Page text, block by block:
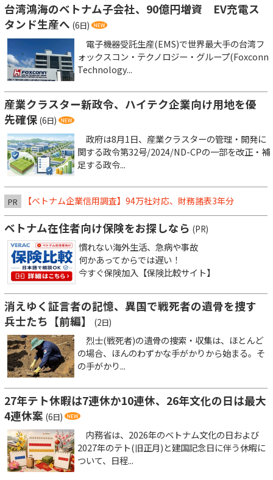
台湾鴻海のベトナム子会社、90億円増資 EV充電ス
タンド生産へ (6日)
電子機器受託生産(EMS)で世界最大手の台湾フ
ォックスコン・テクノロジー・グループ(Foxconn
Technology...
産業クラスター新政令、ハイテク企業向け用地を優
先確保 (6日)
政府は8月1日、産業クラスターの管理・開発に
関する政令第32号/2024/ND-CPの一部を改正・補
足する政令...
PR 【ベトナム企業信用調査】94万社対応、財務諸表3年分
ベトナム在住者向け保険をお探しなら (PR)
慣れない海外生活、急病や事故
何かあってからでは遅い！
今すぐ保険加入【保険比較サイト】
消えゆく証言者の記憶、異国で戦死者の遺骨を捜す
兵士たち【前編】
(2日)
烈士(戦死者)の遺骨の捜索・収集は、ほとんど
の場合、ほんのわずかな手がかりから始まる。そ
の手がかり...
27年テト休暇は7連休か10連休、26年文化の日は最大
4連休案 (6日)
内務省は、2026年のベトナム文化の日および
2027年のテト(旧正月)と建国記念日に伴う休暇に
ついて、日程...